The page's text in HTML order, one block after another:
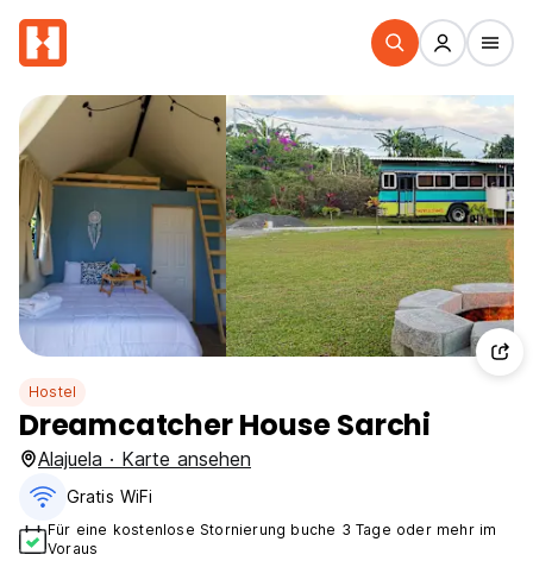
Hostel
Dreamcatcher House Sarchi
Alajuela · Karte ansehen
Gratis WiFi
Für eine kostenlose Stornierung buche 3 Tage oder mehr im
Voraus